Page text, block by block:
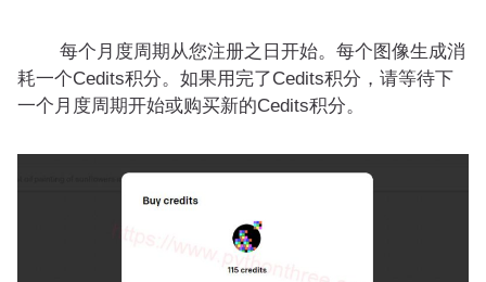
每个月度周期从您注册之日开始。每个图像生成消
耗一个Cedits积分。如果用完了Cedits积分，请等待下
一个月度周期开始或购买新的Cedits积分。